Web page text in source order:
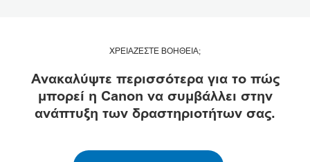
ΧΡΕΙΑΖΕΣΤΕ ΒΟΗΘΕΙΑ;
Ανακαλύψτε περισσότερα για το πώς
μπορεί η Canon να συμβάλλει στην
ανάπτυξη των δραστηριοτήτων σας.